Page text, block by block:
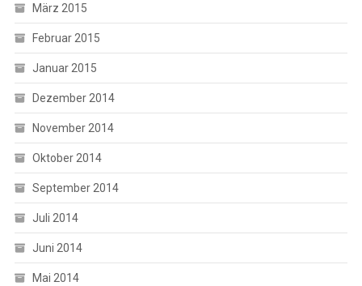
März 2015
Februar 2015
Januar 2015
Dezember 2014
November 2014
Oktober 2014
September 2014
Juli 2014
Juni 2014
Mai 2014